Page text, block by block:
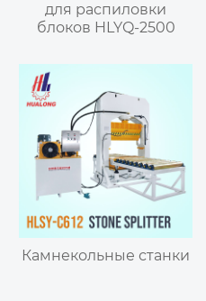
для распиловки
блоков HLYQ-2500
Камнекольные станки